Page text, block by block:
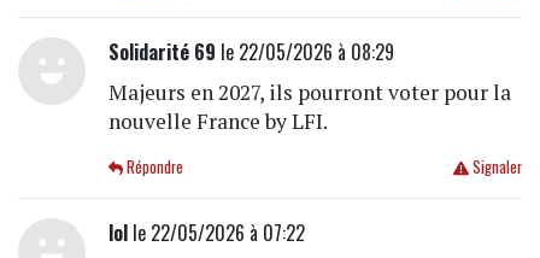
Solidarité 69 le 22/05/2026 à 08:29
Majeurs en 2027, ils pourront voter pour la
nouvelle France by LFI.
Signaler
Répondre
lolle 22/05/2026 à 07:22